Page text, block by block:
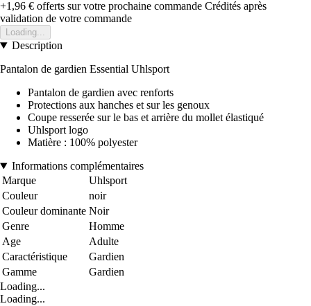
+1,96 € offerts sur votre prochaine commande Crédités après
validation de votre commande
Loading...
Description
Pantalon de gardien Essential Uhlsport
Pantalon de gardien avec renforts
Protections aux hanches et sur les genoux
Coupe resserée sur le bas et arrière du mollet élastiqué
Uhlsport logo
Matière : 100% polyester
Informations complémentaires
Marque
Uhlsport
Couleur
noir
Couleur dominante Noir
Genre
Homme
Age
Adulte
Caractéristique
Gardien
Gamme
Gardien
Loading...
Loading...